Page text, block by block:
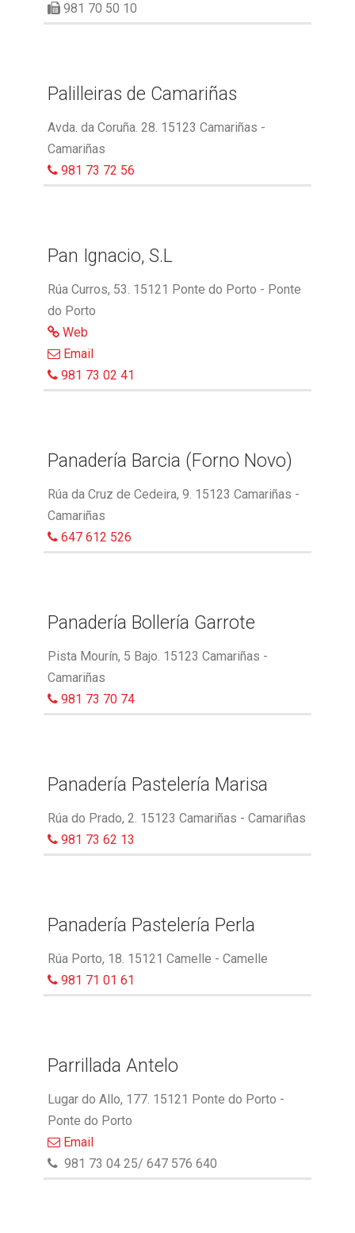
981 70 50 10
Palilleiras de Camariñas
Avda. da Coruña. 28. 15123 Camariñas -
Camariñas
981 73 72 56
Pan Ignacio, S.L
Rúa Curros, 53. 15121 Ponte do Porto - Ponte
do Porto
Web
Email
981 73 02 41
Panadería Barcia (Forno Novo)
Rúa da Cruz de Cedeira, 9. 15123 Camariñas -
Camariñas
647 612 526
Panadería Bollería Garrote
Pista Mourín, 5 Bajo. 15123 Camariñas -
Camariñas
981 73 70 74
Panadería Pastelería Marisa
Rúa do Prado, 2. 15123 Camariñas - Camariñas
981 73 62 13
Panadería Pastelería Perla
Rúa Porto, 18. 15121 Camelle - Camelle
981 71 01 61
Parrillada Antelo
Lugar do Allo, 177. 15121 Ponte do Porto -
Ponte do Porto
Email
981 73 04 25/ 647 576 640